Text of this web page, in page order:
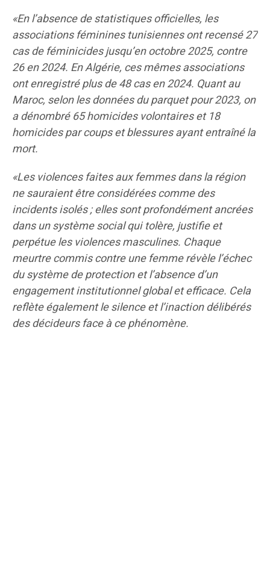
«En l’absence de statistiques officielles, les
associations féminines tunisiennes ont recensé 27
cas de féminicides jusqu’en octobre 2025, contre
26 en 2024. En Algérie, ces mêmes associations
ont enregistré plus de 48 cas en 2024. Quant au
Maroc, selon les données du parquet pour 2023, on
a dénombré 65 homicides volontaires et 18
homicides par coups et blessures ayant entraîné la
mort.
«Les violences faites aux femmes dans la région
ne sauraient être considérées comme des
incidents isolés ; elles sont profondément ancrées
dans un système social qui tolère, justifie et
perpétue les violences masculines. Chaque
meurtre commis contre une femme révèle l’échec
du système de protection et l’absence d’un
engagement institutionnel global et efficace. Cela
reflète également le silence et l’inaction délibérés
des décideurs face à ce phénomène.